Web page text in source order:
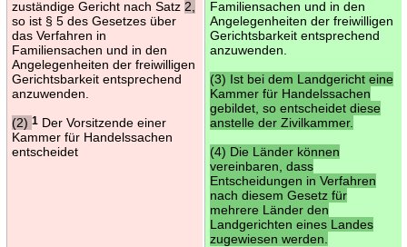
zuständige Gericht nach Satz 2,
so ist § 5 des Gesetzes über
das Verfahren in
Familiensachen und in den
Angelegenheiten der freiwilligen
Gerichtsbarkeit entsprechend
anzuwenden.
(2) 1Der Vorsitzende einer
Kammer für Handelssachen
entscheidet
Familiensachen und in den
Angelegenheiten der freiwilligen
Gerichtsbarkeit entsprechend
anzuwenden.
(3) Ist bei dem Landgericht eine
Kammer für Handelssachen
gebildet, so entscheidet diese
anstelle der Zivilkammer.
(4) Die Länder können
vereinbaren, dass
Entscheidungen in Verfahren
nach diesem Gesetz für
mehrere Länder den
Landgerichten eines Landes
zugewiesen werden.